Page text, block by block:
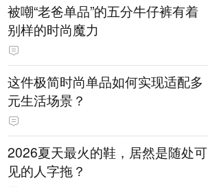
被嘲“老爸单品”的五分牛仔裤有着
别样的时尚魔力
这件极简时尚单品如何实现适配多
元生活场景？
2026夏天最火的鞋，居然是随处可
见的人字拖？